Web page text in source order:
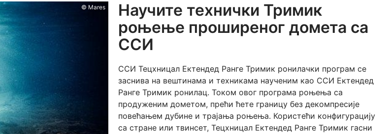
© Mares
Научите технички Тримик
роњење проширеног домета са
ССИ
ССИ Тецхницал Ектендед Ранге Тримик ронилачки програм се
заснива на вештинама и техникама наученим као ССИ Ектендед
Ранге Тримик ронилац. Током овог програма роњења са
продуженим дометом, прећи ћете границу без декомпресије
повећањем дубине и трајања роњења. Користећи конфигурацију
са стране или твинсет, Тецхницал Ектендед Ранге Тримик гасни